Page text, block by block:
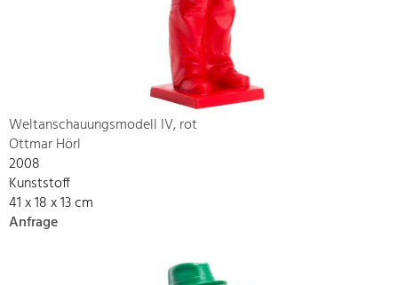
Weltanschauungsmodell IV, rot
Ottmar Hörl
2008
Kunststoff
41 x 18 x 13 cm
Anfrage